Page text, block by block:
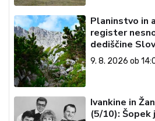
Planinstvo in
register
dediščine
9. 8. 2026 ob
Ivankine in
(5/10): Šopek